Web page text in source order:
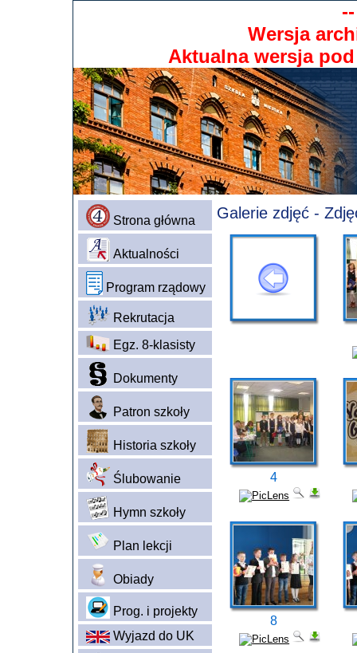
Wersja
Aktualna wersja
Strona główna
Aktualności
Program rządowy
Rekrutacja
Egz. 8-klasisty
Dokumenty
Patron szkoły
Historia szkoły
Ślubowanie
Hymn szkoły
Plan lekcji
Obiady
Prog. i projekty
Wyjazd do UK
Galerie zdjęć -
4
8